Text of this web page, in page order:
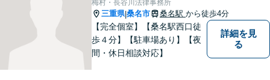
梅村・長谷川法律事務所
三重県|桑名市 桑名駅 から徒歩4分
【完全個室】【桑名駅西口徒
歩４分】【駐車場あり】【夜
間・休日相談対応】
詳細を見
る